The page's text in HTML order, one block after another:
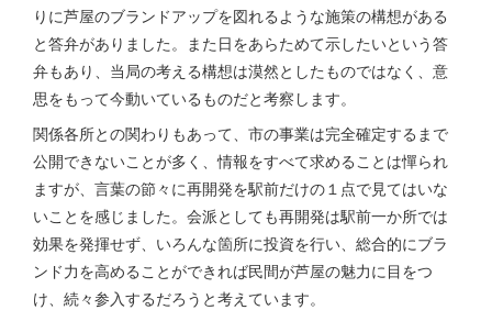
りに芦屋のブランドアップを図れるような施策の構想がある
と答弁がありました。また日をあらためて示したいという答
弁もあり、当局の考える構想は漠然としたものではなく、意
思をもって今動いているものだと考察します。
関係各所との関わりもあって、市の事業は完全確定するまで
公開できないことが多く、情報をすべて求めることは憚られ
ますが、言葉の節々に再開発を駅前だけの１点で見てはいな
いことを感じました。会派としても再開発は駅前一か所では
効果を発揮せず、いろんな箇所に投資を行い、総合的にブラ
ンド力を高めることができれば民間が芦屋の魅力に目をつ
け、続々参入するだろうと考えています。